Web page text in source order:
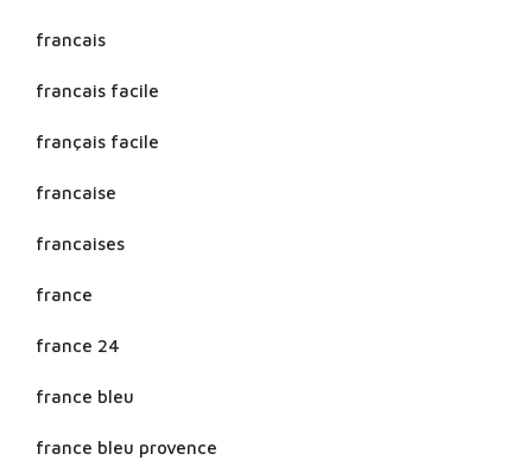
francais
francais facile
français facile
francaise
francaises
france
france 24
france bleu
france bleu provence